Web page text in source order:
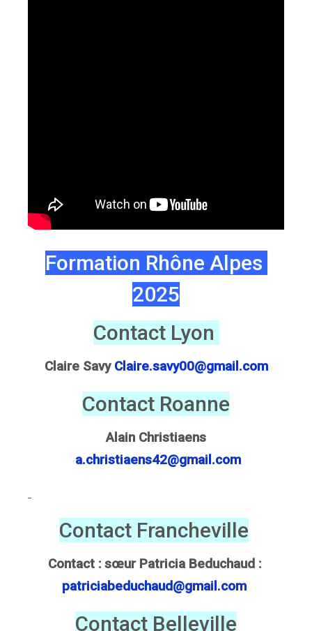
Formation Rhône Alpes
2025
Contact Lyon
Claire Savy Claire.savy00@gmail.com
Contact Roanne
Alain Christiaens
a.christiaens42@gmail.com
Contact Francheville
Contact : sœur Patricia Beduchaud :
patriciabeduchaud@gmail.com
Contact Belleville